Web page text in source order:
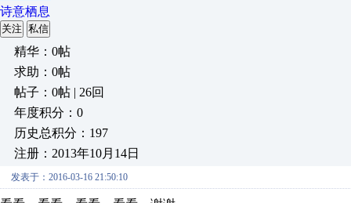
诗意栖息
关注 私信
精华：0帖
求助：0帖
帖子：0帖 | 26回
年度积分：0
历史总积分：197
注册：2013年10月14日
发表于：2016-03-16 21:50:10